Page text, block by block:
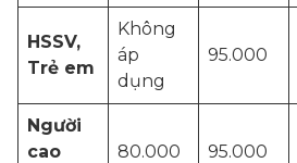
HSSV,
Trẻ em
Không
áp
dụng
95.000
Người
cao
80.000 95.000